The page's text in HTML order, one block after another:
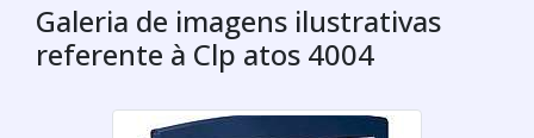
Galeria de imagens ilustrativas
referente à Clp atos 4004